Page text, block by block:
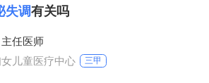
减少或者是增多到逐渐绝经为止，会
、出汗、面色潮红等等症状。如果精
躁或者是抑郁状态比较
失调有关吗
主任医师
儿童医疗中心
三甲